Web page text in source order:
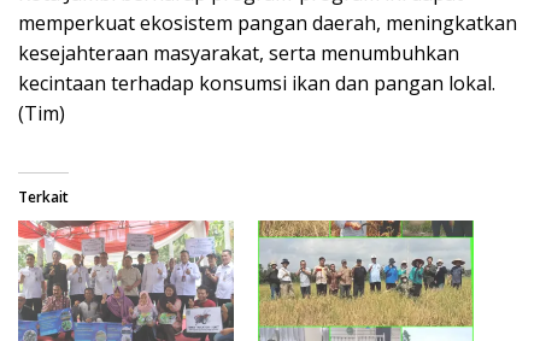
memperkuat ekosistem pangan daerah, meningkatkan
kesejahteraan masyarakat, serta menumbuhkan
kecintaan terhadap konsumsi ikan dan pangan lokal.
(Tim)
Terkait